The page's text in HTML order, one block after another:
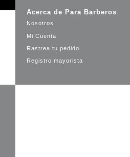
Acerca de Para Barberos
Nosotros
Mi Cuenta
Rastrea tu pedido
Registro mayorista